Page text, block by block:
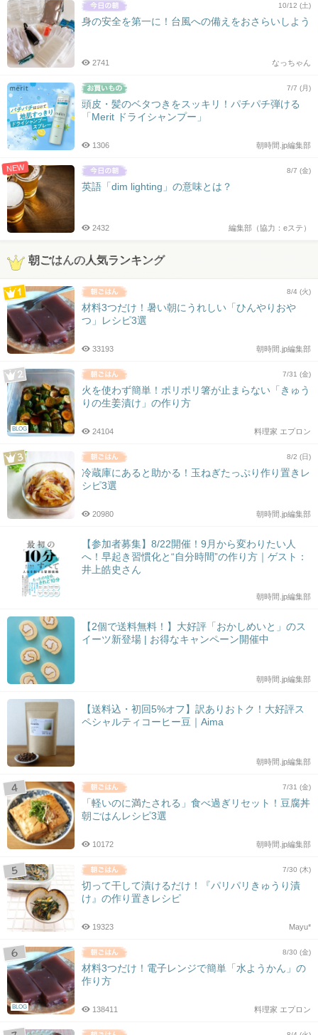
10/12 (土)
身の安全を第一に！台風への備えをおさらいしよう
なっちゃん
2741
7/7 (月)
頭皮・髪のベタつきをスッキリ！パチパチ弾ける
「Merit ドライシャンプー」
朝時間.jp編集部
1306
NEW 8/7 (金)
英語「dim lighting」の意味とは？
編集部（協力：eステ）
2432
朝ごはんの人気ランキング
8/4 (火)
材料3つだけ！暑い朝にうれしい「ひんやりおや
つ」レシピ3選
朝時間.jp編集部
33193
BLOG
7/31 (金)
火を使わず簡単！ポリポリ箸が止まらない「きゅう
りの生姜漬け」の作り方
料理家 エプロン
24104
8/2 (日)
冷蔵庫にあると助かる！玉ねぎたっぷり作り置きレ
シピ3選
朝時間.jp編集部
20980
【参加者募集】8/22開催！9月から変わりたい人
へ！早起き習慣化と“自分時間”の作り方｜ゲスト：
井上皓史さん
朝時間.jp編集部
【2個で送料無料！】大好評「おかしめいと」のス
イーツ新登場 | お得なキャンペーン開催中
朝時間.jp編集部
【送料込・初回5%オフ】訳ありおトク！大好評ス
ペシャルティコーヒー豆｜Aima
朝時間.jp編集部
7/31 (金)
「軽いのに満たされる」食べ過ぎリセット！豆腐丼
朝ごはんレシピ3選
朝時間.jp編集部
10172
7/30 (木)
切って干して漬けるだけ！『パリパリきゅうり漬
け』の作り置きレシピ
Mayu*
19323
BLOG
8/30 (金)
材料3つだけ！電子レンジで簡単「水ようかん」の
作り方
料理家 エプロン
138411